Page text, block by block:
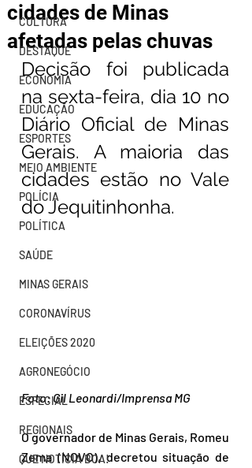
CULTURA
DESTAQUE
ECONOMIA
EDUCAÇÃO
ESPORTES
MEIO AMBIENTE
POLÍCIA
POLÍTICA
SAÚDE
MINAS GERAIS
CORONAVÍRUS
ELEIÇÕES 2020
AGRONEGÓCIO
ESPECIAL
REGIONAIS
QUE NOTÍCIA BOA!
cidades de Minas
afetadas pelas chuvas
Decisão foi publicada
na sexta-feira, dia 10 no
Diário Oficial de Minas
Gerais. A maioria das
cidades estão no Vale
do Jequitinhonha.
Foto: Gil Leonardi/Imprensa MG
O governador de Minas Gerais, Romeu
Zema (NOVO), decretou situação de